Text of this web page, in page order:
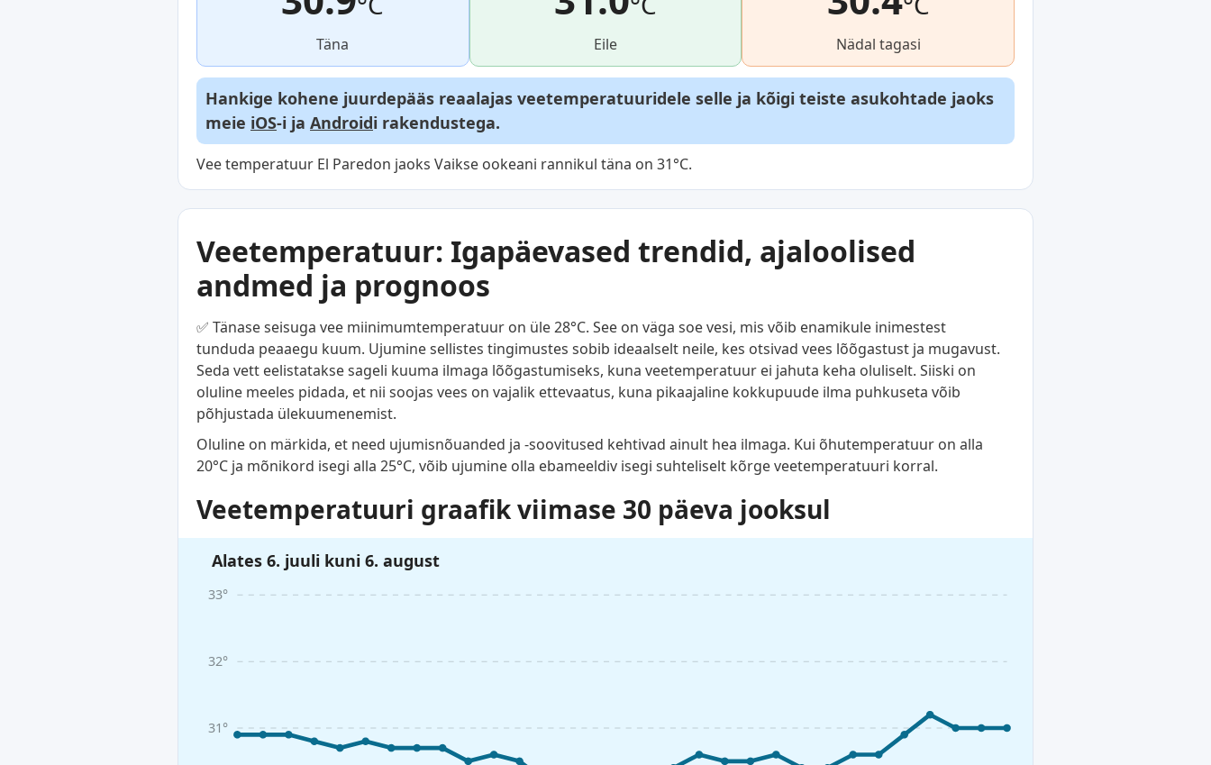
Täna Eile Nädal tagasi
Hankige kohene juurdepääs reaalajas veetemperatuuridele selle ja kõigi teiste asukohtade jaoks
meie iOS-i ja Androidi rakendustega.
Vee temperatuur El Paredon jaoks Vaikse ookeani rannikul täna on 31°C.
Veetemperatuur: Igapäevased trendid, ajaloolised
andmed ja prognoos
✅ Tänase seisuga vee miinimumtemperatuur on üle 28°C. See on väga soe vesi, mis võib enamikule inimestest
tunduda peaaegu kuum. Ujumine sellistes tingimustes sobib ideaalselt neile, kes otsivad vees lõõgastust ja mugavust.
Seda vett eelistatakse sageli kuuma ilmaga lõõgastumiseks, kuna veetemperatuur ei jahuta keha oluliselt. Siiski on
oluline meeles pidada, et nii soojas vees on vajalik ettevaatus, kuna pikaajaline kokkupuude ilma puhkuseta võib
põhjustada ülekuumenemist.
Oluline on märkida, et need ujumisnõuanded ja -soovitused kehtivad ainult hea ilmaga. Kui õhutemperatuur on alla
20°C ja mõnikord isegi alla 25°C, võib ujumine olla ebameeldiv isegi suhteliselt kõrge veetemperatuuri korral.
Veetemperatuuri graafik viimase 30 päeva jooksul
Alates 6. juuli kuni 6. august
31°
32°
33°